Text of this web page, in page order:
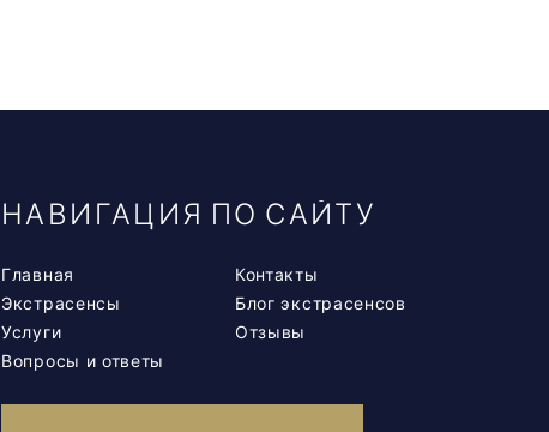
НАВИГАЦИЯ ПО САЙТУ
Главная
Экстрасенсы
Услуги
Вопросы и ответы
Контакты
Блог экстрасенсов
Отзывы